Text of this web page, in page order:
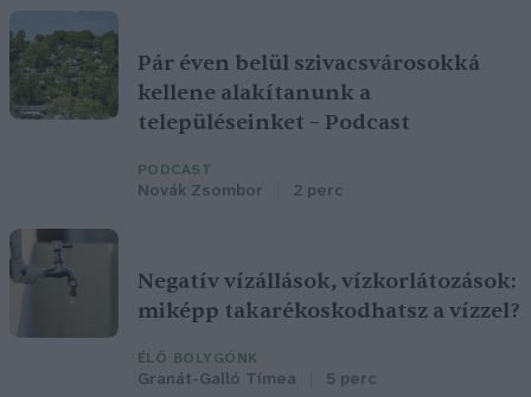
Pár éven belül szivacsvárosokká
kellene alakítanunk a
településeinket – Podcast
PODCAST
Novák Zsombor 2 perc
Negatív vízállások, vízkorlátozások:
miképp takarékoskodhatsz a vízzel?
ÉLŐ BOLYGÓNK
Granát-Galló Tímea 5 perc